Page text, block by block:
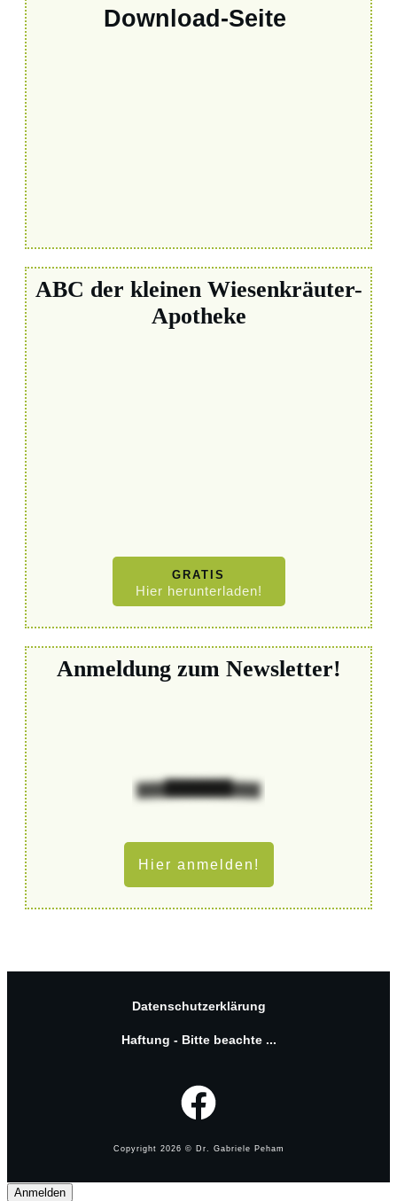
Download-Seite
ABC der kleinen Wiesenkräuter-
Apotheke
GRATIS
Hier herunterladen!
Anmeldung zum Newsletter!
Hier anmelden!
Datenschutzerklärung
Haftung - Bitte beachte ...
Copyright 2026 © Dr. Gabriele Peham
Anmelden